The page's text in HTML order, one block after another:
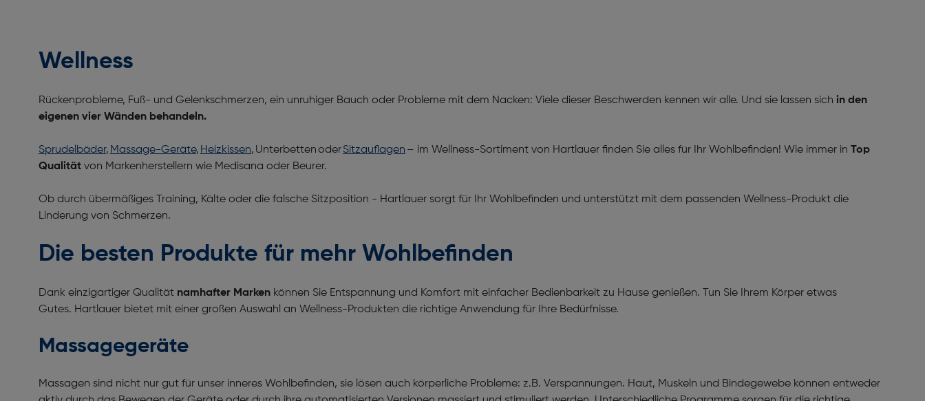
Wellness
Rückenprobleme, Fuß- und Gelenkschmerzen, ein unruhiger Bauch oder Probleme mit dem Nacken: Viele dieser Beschwerden kennen wir alle. Und sie lassen sich in den
eigenen vier Wänden behandeln.
Sprudelbäder, Massage-Geräte, Heizkissen, Unterbetten oderSitzauflagen – im Wellness-Sortiment von Hartlauer finden Sie alles für Ihr Wohlbefinden! Wie immer in Top
Qualität von Markenherstellern wie Medisana oder Beurer.
Ob durch übermäßiges Training, Kälte oder die falsche Sitzposition - Hartlauer sorgt für Ihr Wohlbefinden und unterstützt mit dem passenden Wellness-Produkt die
Linderung von Schmerzen.
Die besten Produkte für mehr Wohlbefinden
Dank einzigartiger Qualität namhafter Marken können Sie Entspannung und Komfort mit einfacher Bedienbarkeit zu Hause genießen. Tun Sie Ihrem Körper etwas
Gutes. Hartlauer bietet mit einer großen Auswahl an Wellness-Produkten die richtige Anwendung für Ihre Bedürfnisse.
Massagegeräte
Massagen sind nicht nur gut für unser inneres Wohlbefinden, sie lösen auch körperliche Probleme: z.B. Verspannungen. Haut, Muskeln und Bindegewebe können entweder